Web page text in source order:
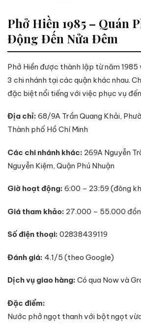
Phở Hiền 1985 – Quán
Động Đến Nửa Đêm
Phở Hiền được thành lập từ năm
3 chi nhánh tại các quận khác nhau.
đặc biệt nổi tiếng với việc phục vụ
Địa chỉ: 68/9A Trần Quang Khải,
Thành phố Hồ Chí Minh
Các chi nhánh khác: 269A Nguyễn
Nguyễn Kiệm, Quận Phú Nhuận
Giờ hoạt động: 6:00 – 23:59 (đông
Giá tham khảo: 27.000 – 55.000
Số điện thoại: 02838439119
Đánh giá: 4.1/5 (theo Google)
Dịch vụ giao hàng: Có qua Now và
Đặc điểm:
Nước phở ngọt thanh với bột ngọt